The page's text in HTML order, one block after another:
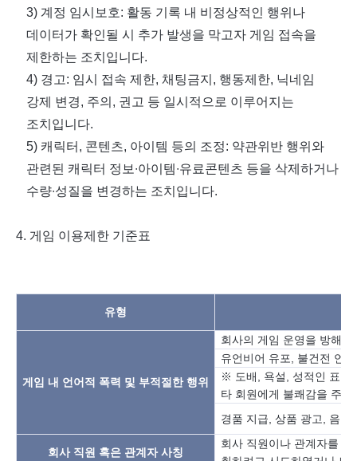
3) 계정 임시보호: 활동 기록 내 비정상적인 행위나
데이터가 확인될 시 추가 발생을 막고자 게임 접속을
제한하는 조치입니다.
4) 경고: 임시 접속 제한, 채팅금지 , 행동제한, 닉네임
강제 변경, 주의 , 권고 등 일시적으로 이루어지는
조치입니다.
5) 캐릭터 , 콘텐츠, 아이템 등의 조정: 약관위반 행위와
관련된 캐릭터 정보∙아이템∙유료콘텐츠 등을 삭제하거나
수량∙성질을 변경하는 조치입니다.
4. 게임 이용제한 기준표
유형
게임 내 언어적 폭력 및 부적절한 행위
회사의 게임 운영을 방해
유언비어 유포, 불건전 언
※ 도배, 욕설, 성적인 표현
타 회원에게 불쾌감을 주
경품 지급, 상품 광고, 음란
회사 직원 혹은 관계자 사칭
회사 직원이나 관계자를